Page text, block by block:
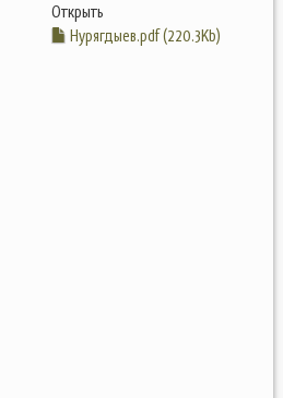
Открыть
Нурягдыев.pdf (220.3Kb)